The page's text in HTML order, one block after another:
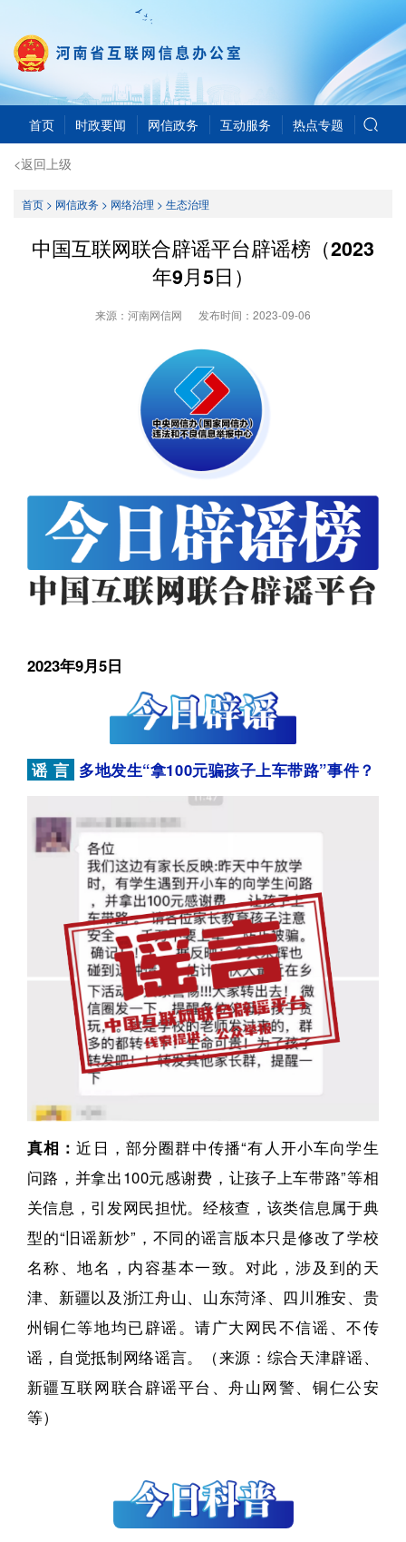
首页 时政要闻 网信政务 互动服务 热点专题
<返回上级
首页> 网信政务> 网络治理 > 生态治理
中国互联网联合辟谣平台辟谣榜（2023
年9月5日）
来源：河南网信网 发布时间： 2023-09-06
2023年9月5日
谣 言 多地发生“拿100元骗孩子上车带路”事件？
真相：近日，部分圈群中传播“有人开小车向学生
问路，并拿出100元感谢费，让孩子上车带路”等相
关信息，引发网民担忧。经核查，该类信息属于典
型的“旧谣新炒”，不同的谣言版本只是修改了学校
名称、地名，内容基本一致。对此，涉及到的天
津、新疆以及浙江舟山、山东菏泽、四川雅安、贵
州铜仁等地均已辟谣。请广大网民不信谣、不传
谣，自觉抵制网络谣言。（来源：综合天津辟谣、
新疆互联网联合辟谣平台、舟山网警、铜仁公安
等）